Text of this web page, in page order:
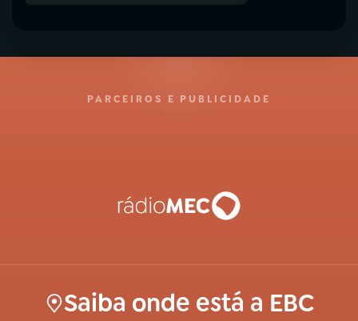
PARCEIROS E PUBLICIDADE
Saiba onde está a EBC